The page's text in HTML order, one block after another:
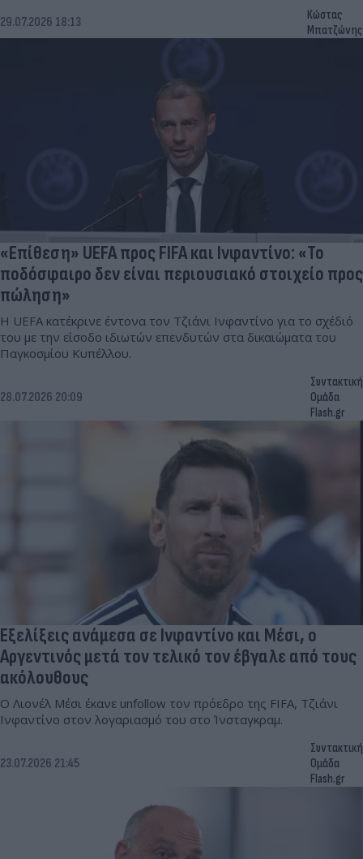
29.07.2026 18:13
Κώστας
Μπατζώνης
«Επίθεση» UEFA προς FIFA και Ινφαντίνο: «Το
ποδόσφαιρο δεν είναι περιουσιακό στοιχείο προς
πώληση»
Η UEFA κατέκρινε έντονα τον Τζιάνι Ινφαντίνο για το σχέδιό
του με την είσοδο ιδιωτών επενδυτών στα δικαιώματα του
Παγκοσμίου Κυπέλλου.
28.07.2026 20:09
Συντακτική
Ομάδα
Flash.gr
Εξελίξεις ανάμεσα σε Ινφαντίνο και Μέσι, ο
Αργεντινός μετά τον τελικό τον έβγαλε από τους
ακόλουθους
Ο Λιονέλ Μέσι έκανε unfollow τον πρόεδρο της FIFA, Τζιάνι
Ινφαντίνο στον λογαριασμό του στο Ίνσταγκραμ.
23.07.2026 21:45
Συντακτική
Ομάδα
Flash.gr